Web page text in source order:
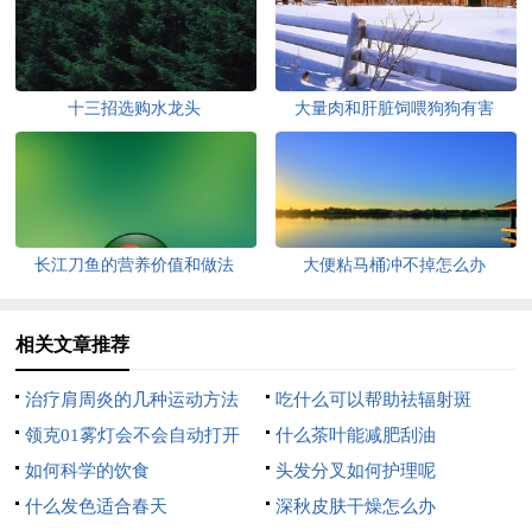
十三招选购水龙头 大量肉和肝脏饲喂狗狗有害
长江刀鱼的营养价值和做法 大便粘马桶冲不掉怎么办
相关文章推荐
治疗肩周炎的几种运动方法
吃什么可以帮助祛辐射斑
领克01雾灯会不会自动打开
什么茶叶能减肥刮油
如何科学的饮食
头发分叉如何护理呢
什么发色适合春天
深秋皮肤干燥怎么办